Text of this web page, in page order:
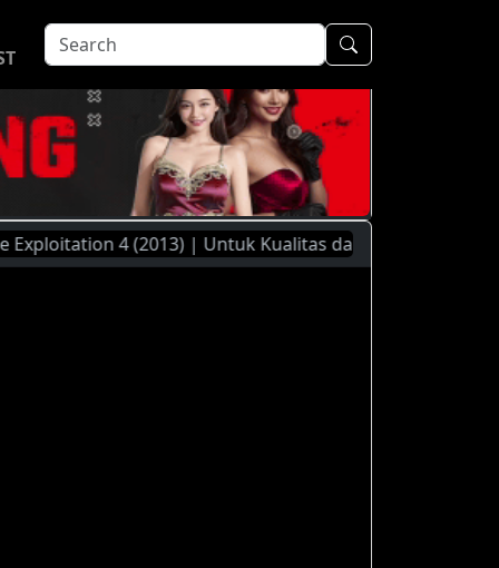
4 (2013) | Untuk Kualitas dan Kecepatan